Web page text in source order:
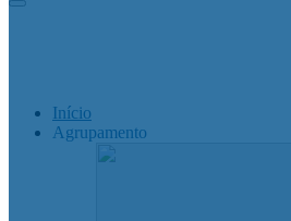
Início
Agrupamento